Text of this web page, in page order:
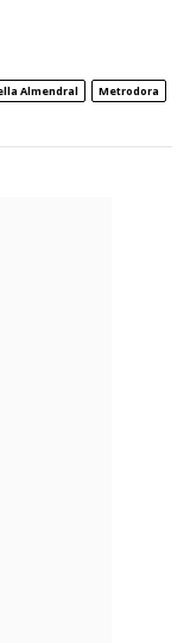
Almendral
Metrodora